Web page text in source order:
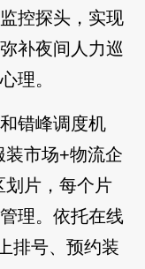
控探头，实现
补夜间人力巡
理。
错峰调度机
装市场+物流企
划片，每个片
理。依托在线
排号、预约装